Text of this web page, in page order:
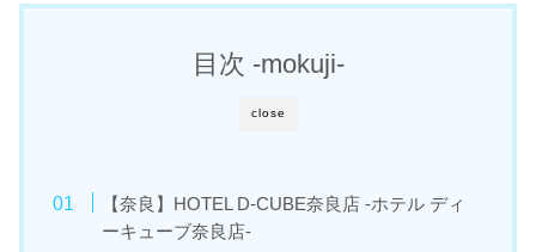
close
目次 -mokuji-
【奈良】HOTEL D-CUBE奈良店 -ホテル ディ
ーキューブ奈良店-